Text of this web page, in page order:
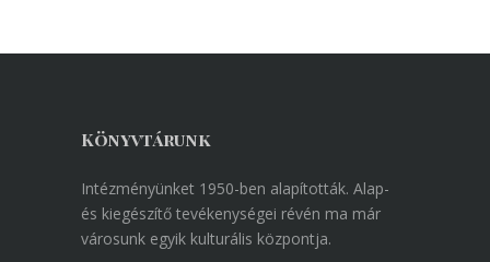
Könyvtárunk
Intézményünket 1950-ben alapították. Alap-
és kiegészítő tevékenységei révén ma már
városunk egyik kulturális központja.